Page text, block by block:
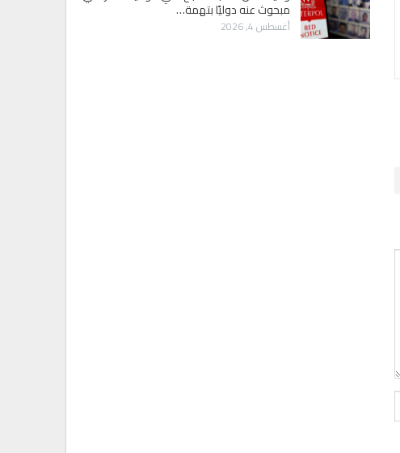
مبحوث عنه دوليًا بتهمة…
أغسطس 4, 2026